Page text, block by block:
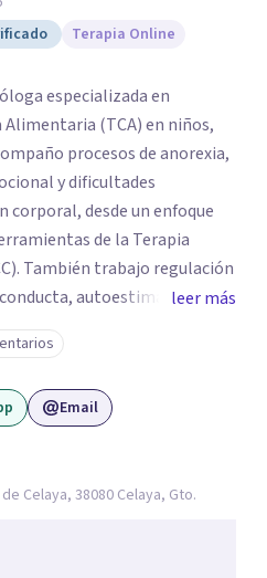
Terapia Online
especializada en
(TCA) en niños,
procesos de anorexia,
y dificultades
corporal, desde un enfoque
de la Terapia
autoestima y
y emocionales en
mantengo en constante
brindar el
a cada persona. Ofrezco
a las necesidades de
Atiendo de forma online.
directamente desde mi
leer más
Email
Celaya, 38080 Celaya, Gto.